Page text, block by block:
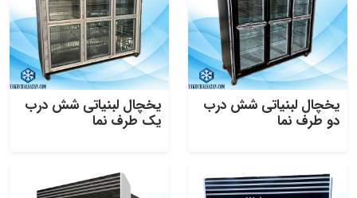
یخچال لبنیاتی شش درب
دو طرف نما
یخچال لبنیاتی شش درب
یک طرف نما